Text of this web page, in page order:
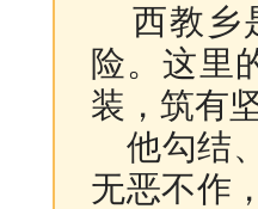
西教乡
险。这里
装，筑有
他勾结
无恶不作